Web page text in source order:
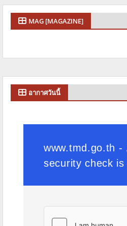
MAG [MAGAZINE]
อากาศวันนี้